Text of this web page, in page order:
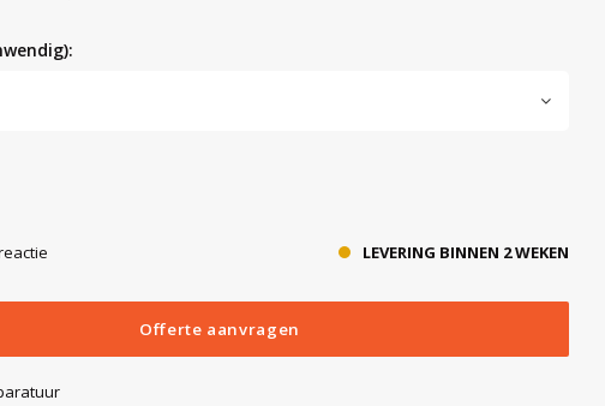
LEVERING BINNEN 2 WEKEN
Offerte aanvragen